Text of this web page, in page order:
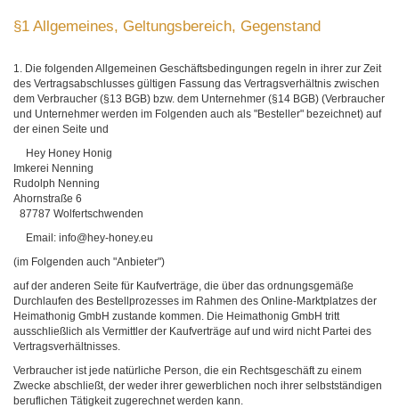
§1 Allgemeines, Geltungsbereich, Gegenstand
1. Die folgenden Allgemeinen Geschäftsbedingungen regeln in ihrer zur Zeit
des Vertragsabschlusses gültigen Fassung das Vertragsverhältnis zwischen
dem Verbraucher (§13 BGB) bzw. dem Unternehmer (§14 BGB) (Verbraucher
und Unternehmer werden im Folgenden auch als "Besteller" bezeichnet) auf
der einen Seite und
Hey Honey Honig
Imkerei Nenning
Rudolph Nenning
Ahornstraße 6
87787 Wolfertschwenden
Email: info@hey-honey.eu
(im Folgenden auch "Anbieter")
auf der anderen Seite für Kaufverträge, die über das ordnungsgemäße
Durchlaufen des Bestellprozesses im Rahmen des Online-Marktplatzes der
Heimathonig GmbH zustande kommen. Die Heimathonig GmbH tritt
ausschließlich als Vermittler der Kaufverträge auf und wird nicht Partei des
Vertragsverhältnisses.
Verbraucher ist jede natürliche Person, die ein Rechtsgeschäft zu einem
Zwecke abschließt, der weder ihrer gewerblichen noch ihrer selbstständigen
beruflichen Tätigkeit zugerechnet werden kann.